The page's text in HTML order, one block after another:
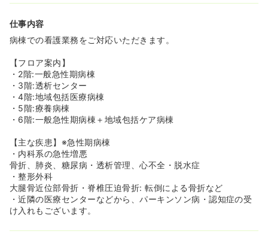
仕事内容
病棟での看護業務をご対応いただきます。
【フロア案内】
・2階:一般急性期病棟
・3階:透析センター
・4階:地域包括医療病棟
・5階:療養病棟
・6階:一般急性期病棟＋地域包括ケア病棟
【主な疾患】※急性期病棟
・内科系の急性増悪
骨折、肺炎、糖尿病・透析管理、心不全・脱水症
・整形外科
大腿骨近位部骨折・脊椎圧迫骨折: 転倒による骨折など
・近隣の医療センターなどから、パーキンソン病・認知症の受
け入れもございます。